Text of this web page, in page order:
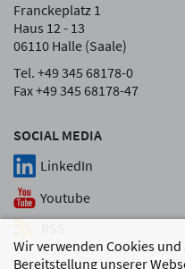
Wir verwenden Cookies
Bereitstellung unserer
SOCIAL MEDIA
LinkedIn
Youtube
Franckeplatz 1
Haus 12 - 13
06110 Halle (Saale)
Tel. +49 345 68178-0
Fax +49 345 68178-47